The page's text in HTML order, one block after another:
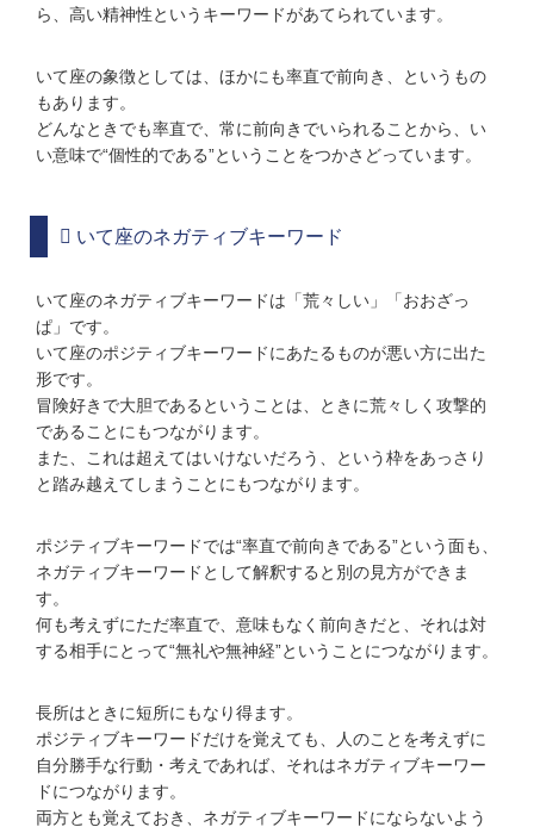
ら、高い精神性というキーワードがあてられています。
いて座の象徴としては、ほかにも率直で前向き、というもの
もあります。
どんなときでも率直で、常に前向きでいられることから、い
い意味で“個性的である”ということをつかさどっています。
いて座のネガティブキーワード
いて座のネガティブキーワードは「荒々しい」「おおざっ
ぱ」です。
いて座のポジティブキーワードにあたるものが悪い方に出た
形です。
冒険好きで大胆であるということは、ときに荒々しく攻撃的
であることにもつながります。
また、これは超えてはいけないだろう、という枠をあっさり
と踏み越えてしまうことにもつながります。
ポジティブキーワードでは“率直で前向きである”という面も、
ネガティブキーワードとして解釈すると別の見方ができま
す。
何も考えずにただ率直で、意味もなく前向きだと、それは対
する相手にとって“無礼や無神経”ということにつながります。
長所はときに短所にもなり得ます。
ポジティブキーワードだけを覚えても、人のことを考えずに
自分勝手な行動・考えであれば、それはネガティブキーワー
ドにつながります。
両方とも覚えておき、ネガティブキーワードにならないよう